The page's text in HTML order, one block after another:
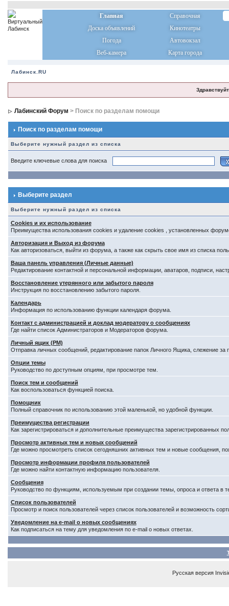
Главная
Справочная
Доска объявлений
Кинотеатры
Погода
Автовокзал
Веб-камера
Карта города
Лабинск.RU
Лабинский Форум > Поиск по разделам помощи
Поиск по разделам помощи
Выберите нужный раздел из списка
Введите ключевые слова для поиска
Выберите раздел
Выберите нужный раздел из списка
Cookies и их использование
Преимущества использования cookies и удаление cookies , установленных
Авторизация и Выход из форума
Как авторизоваться, выйти из форума, а также как скрыть свое имя из списка
Ваша панель управления (Личные данные)
Редактирование контактной и персональной информации, аватаров, подписи,
Восстановление утерянного или забытого пароля
Инструкция по восстановлению забытого пароля.
Календарь
Информация по использованию функции календаря форума.
Контакт с администрацией и доклад модератору о сообщениях
Где найти список Администраторов и Модераторов форума.
Личный ящик (PM)
Отправка личных сообщений, редактирование папок Личного Ящика, слежение
Опции темы
Руководство по доступным опциям, при просмотре тем.
Поиск тем и сообщений
Как воспользоваться функцией поиска.
Помощник
Полный справочник по использованию этой маленькой, но удобной функции.
Преимущества регистрации
Как зарегистрироваться и дополнительные преимущества зарегистрированных
Просмотр активных тем и новых сообщений
Где можно просмотреть список сегодняшних активных тем и новые сообщения,
Просмотр информации профиля пользователей
Где можно найти контактную информацию пользователя.
Сообщения
Руководство по функциям, используемым при создании темы, опроса и ответа в
Список пользователей
Просмотр и поиск пользователей через список пользователей и возможность
Уведомление на e-mail о новых сообщениях
Как подписаться на тему для уведомления по e-mail о новых ответах.
Русская версия